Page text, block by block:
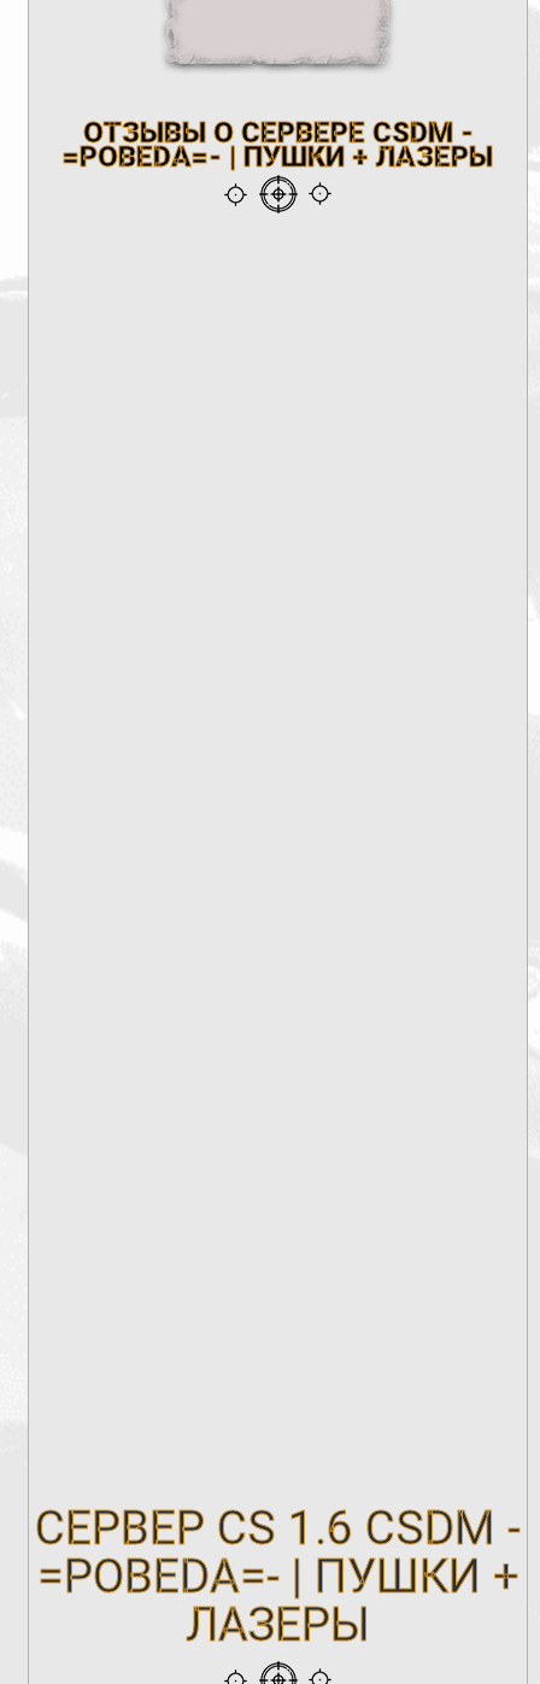
ОТЗЫВЫ О СЕРВЕРЕ CSDM -
=POBEDA=- | ПУШКИ + ЛАЗЕРЫ
СЕРВЕР CS 1.6 CSDM -
=POBEDA=- | ПУШКИ +
ЛАЗЕРЫ